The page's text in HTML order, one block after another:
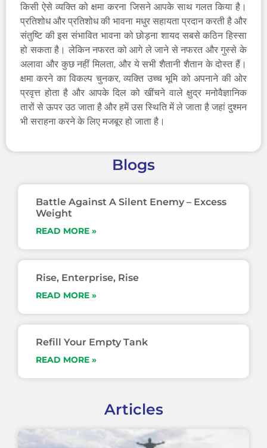
किसी ऐसे व्यक्ति को क्षमा करना जिसने आपके साथ गलत किया है।
प्रतिशोध और प्रतिशोध की भावना मधुर सहायता प्रदान करती है और
संतुष्टि की इस संभावित भावना को छोड़ना शायद सबसे कठिन हिस्सा
हो सकता है। लेकिन नफरत को आगे ले जाने से नफरत और गुस्से के
अलावा और कुछ नहीं मिलता, और ये सभी शैतानी शैतान के दोस्त हैं।
क्षमा करने का विकल्प चुनकर, व्यक्ति उच्च भूमि को अपनाने की ओर
प्रवृत्त होता है और आपके दिल को खींचने वाले क्षुद्र मनोवैज्ञानिक
तारों से ऊपर उठ जाता है और हमें उस स्थिति में ले जाता है जहां दुश्मन
भी सराहना करने के लिए मजबूर हो जाता है।
Blogs
Battle Against A Silent Enemy – Excess
Weight
READ MORE »
Rise, Enterprise, Rise
READ MORE »
Refill Your Empty Tank
READ MORE »
Articles